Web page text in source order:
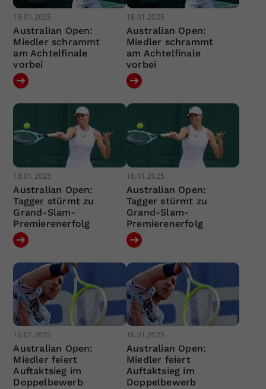
18.01.2025
Australian Open:
Miedler schrammt
am Achtelfinale
vorbei
18.01.2025
Australian Open:
Miedler schrammt
am Achtelfinale
vorbei
18.01.2025
Australian Open:
Tagger stürmt zu
Grand-Slam-
Premierenerfolg
18.01.2025
Australian Open:
Tagger stürmt zu
Grand-Slam-
Premierenerfolg
16.01.2025
Australian Open:
Miedler feiert
Auftaktsieg im
Doppelbewerb
16.01.2025
Australian Open:
Miedler feiert
Auftaktsieg im
Doppelbewerb